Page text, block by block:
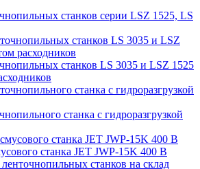
станков серии LSZ 1525, LS
станков LS 3035 и LSZ 1525
станка c гидроразгрузкой
станка JET JWP-15K 400 В